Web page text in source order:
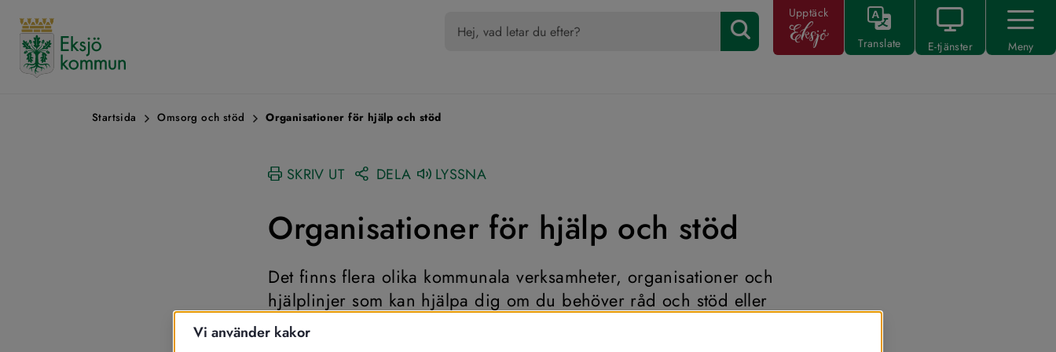
Vi använder kakor
Startsida Omsorg och stöd Organisationer för hjälp och stöd
SKRIV UT DELA LYSSNA
Organisationer för hjälp och stöd
Det finns flera olika kommunala verksamheter, organisationer och
hjälplinjer som kan hjälpa dig om du behöver råd och stöd eller
om du känner att du inte mår bra.
Upptäck
Meny
Translate E-tjänster